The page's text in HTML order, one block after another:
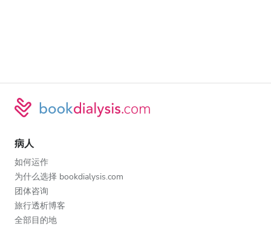
病人
如何运作
为什么选择 bookdialysis.com
团体咨询
旅行透析博客
全部目的地